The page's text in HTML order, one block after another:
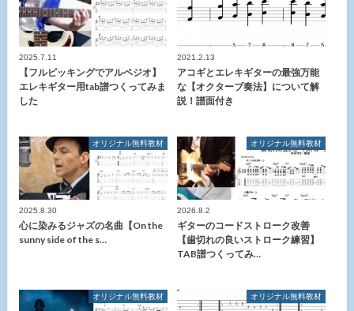
2025.7.11
【フルピッキングでアルペジオ】
エレキギター用tab譜つくってみま
した
2021.2.13
アコギとエレキギターの最強万能
な【オクターブ奏法】について解
説！譜面付き
オリジナル無料教材
2025.8.30
心に染みるジャズの名曲【On the
sunny side of the s…
オリジナル無料教材
2026.8.2
ギターのコードストローク改善
【歯切れの良いストローク練習】
TAB譜つくってみ…
オリジナル無料教材 オリジナル無料教材